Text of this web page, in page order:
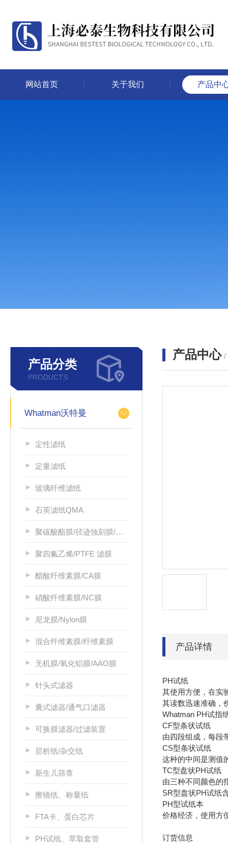
网站首页 关于我们 产品中
产品分类
PRODUCTS
Whatman沃特曼
定性滤纸
定量滤纸
玻璃纤维滤纸
石英滤纸QMA
聚碳酸酯膜/径迹蚀刻膜/PC膜
聚四氟乙烯/PTFE 滤膜
醋酸纤维素膜/CA膜
硝酸纤维素膜/NC膜
尼龙膜/Nylon膜
混合纤维素膜/纤维素膜
无机膜/氧化铝膜/AAO膜
针头式滤器
囊式滤器/通气口滤器
可换膜滤器/过滤装置
层析纸/杂交纸
新生儿筛查
擦镜纸、称量纸
FTA卡、蛋白芯片
PH试纸、萃取套管
产品中心 /
产品详情
PH试纸
其使用方便，在实
其读数迅速准确，
Whatman PH试指
CF型条状试纸
由四段组成，每段
CS型条状试纸
这种的中间是测值
TC型盘状PH试纸
由三种不同颜色的
SR型盘状PH试纸
PH型试纸本
价格经济，使用方
订货信息